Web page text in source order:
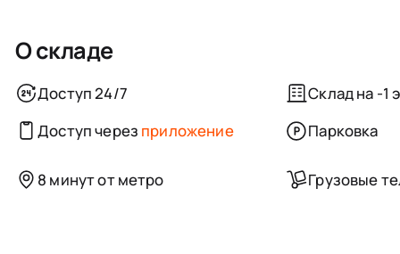
О складе
Доступ 24/7
Склад на -1
Доступ через приложение Парковка
8 минут от метро Грузовые